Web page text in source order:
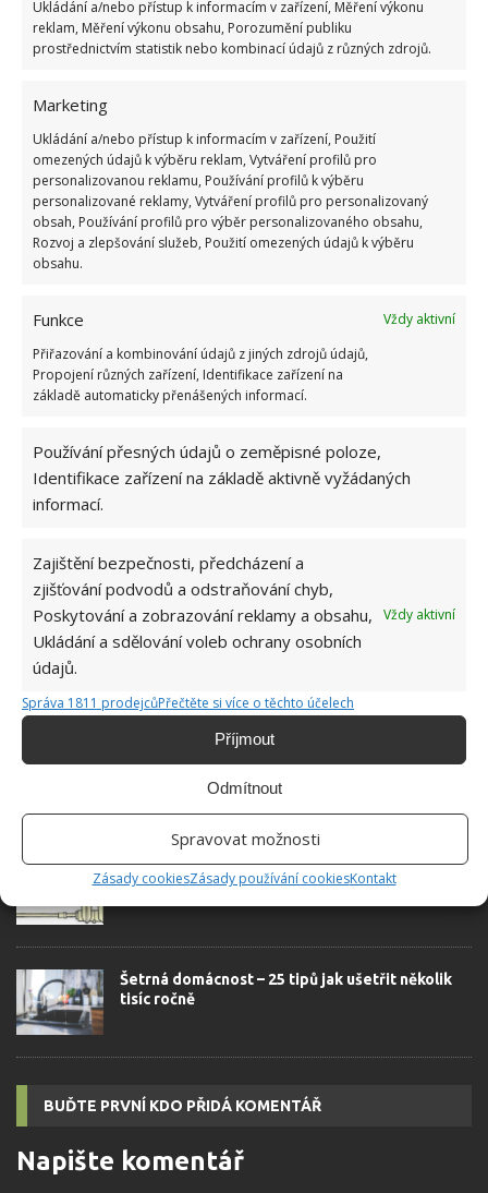
Ukládání a/nebo přístup k informacím v zařízení, Měření výkonu
reklam, Měření výkonu obsahu, Porozumění publiku
prostřednictvím statistik nebo kombinací údajů z různých zdrojů.
Marketing
Ukládání a/nebo přístup k informacím v zařízení, Použití
omezených údajů k výběru reklam, Vytváření profilů pro
personalizovanou reklamu, Používání profilů k výběru
personalizované reklamy, Vytváření profilů pro personalizovaný
obsah, Používání profilů pro výběr personalizovaného obsahu,
Rozvoj a zlepšování služeb, Použití omezených údajů k výběru
obsahu.
Funkce
Vždy aktivní
Přiřazování a kombinování údajů z jiných zdrojů údajů,
Propojení různých zařízení, Identifikace zařízení na
základě automaticky přenášených informací.
Používání přesných údajů o zeměpisné poloze,
Identifikace zařízení na základě aktivně vyžádaných
informací.
Zajištění bezpečnosti, předcházení a
zjišťování podvodů a odstraňování chyb,
Poskytování a zobrazování reklamy a obsahu,
Ukládání a sdělování voleb ochrany osobních
údajů.
Vždy aktivní
Správa 1811 prodejcůPřečtěte si více o těchto účelech
Příjmout
Odmítnout
Spravovat možnosti
Zásady cookiesZásady používání cookiesKontakt
BLESKY BOUŘKA DOMÁCNOST
HROMOSVOD OCHRANA
Přidejte svůj názor
KOMENTOVAT
Do redakce Bydlimeutulne.cz se
přidala během svých studií a práce
autorovi]
SOUVISEJÍCÍ ČLÁNKY
jednou provždy. Skvěle poslouží domácí
Efektivní zvlhčovač vzduchu zvládnete vyrobit
svépomocí. Stačí k tomu dvě věci
Šetrná domácnost – 25 tipů jak ušetřit několik
tisíc ročně
BUĎTE PRVNÍ KDO PŘIDÁ KOMENTÁŘ
Napište komentář